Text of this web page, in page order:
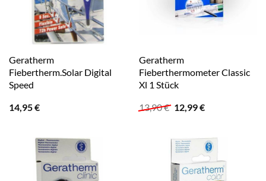
Geratherm
Fiebertherm.Solar Digital
Speed
14,95€
Geratherm
Fieberthermometer Classic
Xl 1 Stück
13,90€ Ursprünglicher
Preis
12,99€Aktueller
12,99 €.